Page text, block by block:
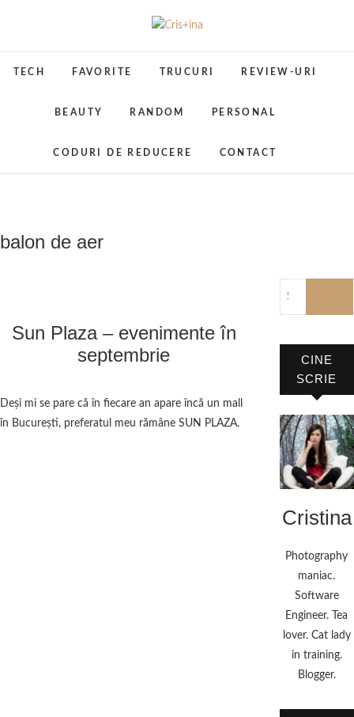
Cris+ina
TECH FAVORITE TRUCURI REVIEW-URI
BEAUTY RANDOM PERSONAL
CODURI DE REDUCERE CONTACT
balon de aer
Sun Plaza – evenimente în
septembrie
Deși mi se pare că în fiecare an apare încă un mall
în București, preferatul meu rămâne SUN PLAZA.
CINE
SCRIE
Cristina
Photography
maniac.
Software
Engineer. Tea
lover. Cat lady
in training.
Blogger.